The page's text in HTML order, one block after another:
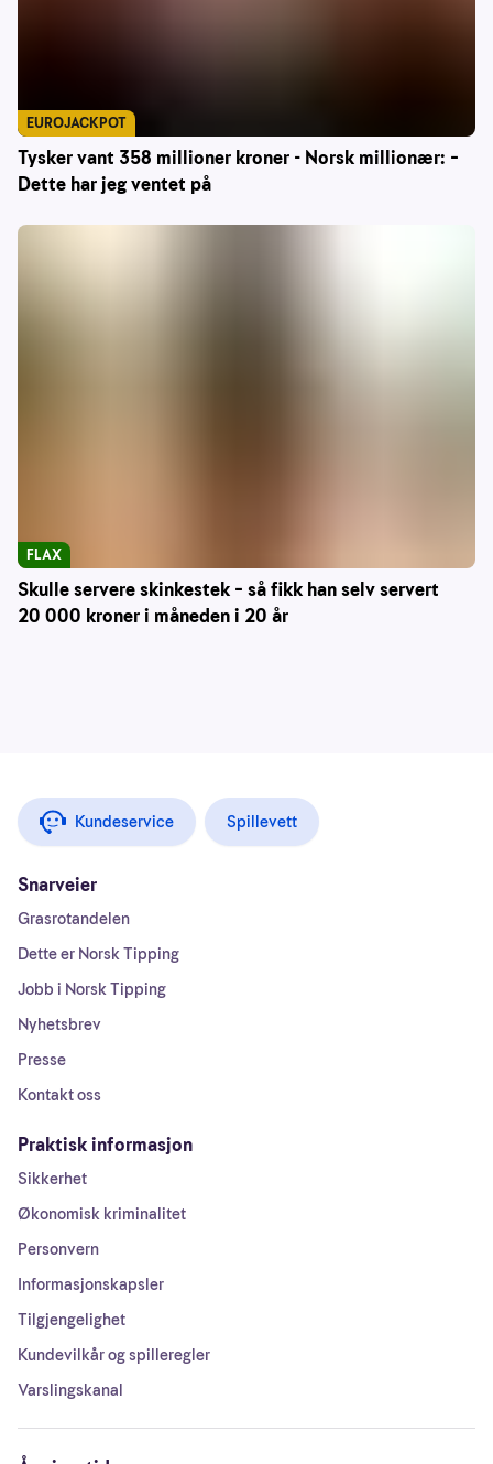
Tysker vant 358 millioner kroner - Norsk millionær: –
Dette har jeg ventet på
EUROJACKPOT
Skulle servere skinkestek – så fikk han selv servert
20 000 kroner i måneden i 20 år
FLAX
Kundeservice Spillevett
Snarveier
Grasrotandelen
Dette er Norsk Tipping
Jobb i Norsk Tipping
Nyhetsbrev
Presse
Kontakt oss
Praktisk informasjon
Sikkerhet
Økonomisk kriminalitet
Personvern
Informasjonskapsler
Tilgjengelighet
Kundevilkår og spilleregler
Varslingskanal